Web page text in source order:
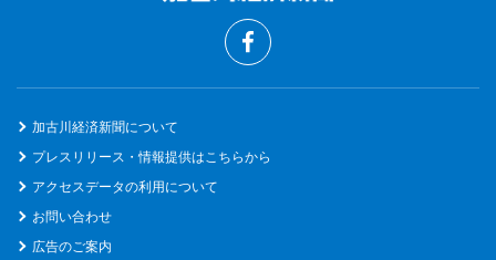
加古川経済新聞について
プレスリリース・情報提供はこちらから
アクセスデータの利用について
お問い合わせ
広告のご案内